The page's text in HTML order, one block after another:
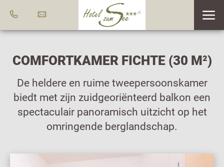
COMFORTKAMER FICHTE (30 M²)
De heldere en ruime tweepersoonskamer
biedt met zijn zuidgeoriënteerd balkon een
spectaculair panoramisch uitzicht op het
omringende berglandschap.